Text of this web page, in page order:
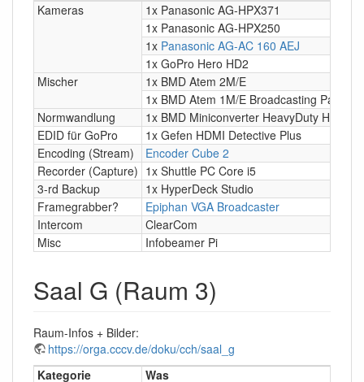
Kameras
1x Panasonic AG-HPX371
1x Panasonic AG-HPX250
1x Panasonic AG-AC 160 AEJ
1x GoPro Hero HD2
Mischer
1x BMD Atem 2M/E
1x BMD Atem 1M/E Broadcasting Panel
Normwandlung
1x BMD Miniconverter HeavyDuty HDMI
EDID für GoPro
1x Gefen HDMI Detective Plus
Encoding (Stream)
Encoder Cube 2
Recorder (Capture) 1x Shuttle PC Core i5
3-rd Backup
1x HyperDeck Studio
Framegrabber?
Epiphan VGA Broadcaster
Intercom
ClearCom
Misc
Infobeamer Pi
Saal G (Raum 3)
Raum-Infos + Bilder:
https://orga.cccv.de/doku/cch/saal_g
Kategorie
Was